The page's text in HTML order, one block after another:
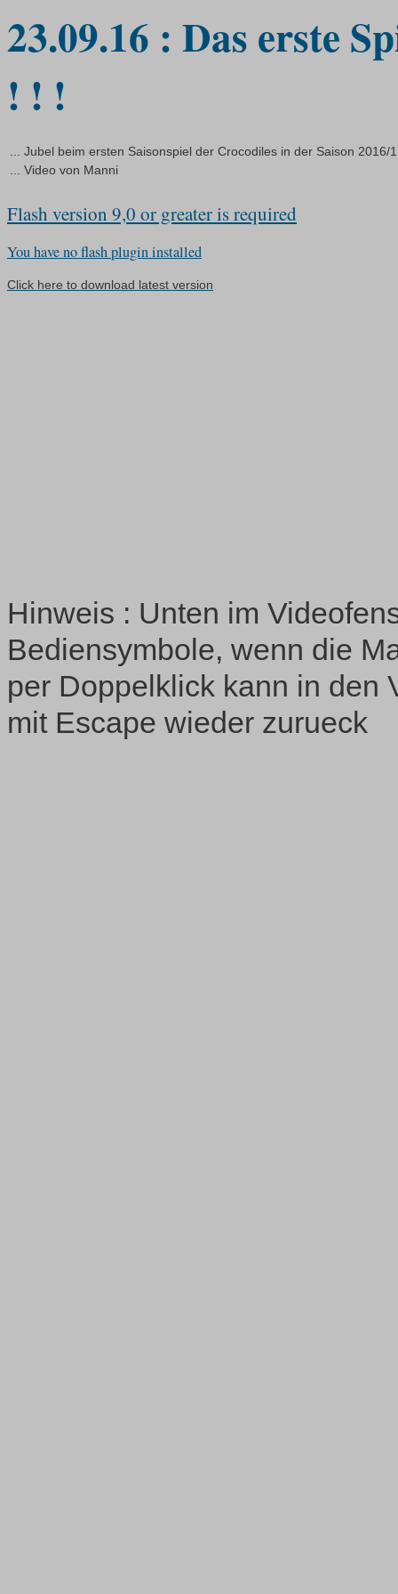
23.09.16 : Das erste
! ! !
... Jubel beim ersten Saisonspiel der Crocodiles in der Saison 2016/
... Video von Manni
Flash version 9,0 or greater is required
You have no flash plugin installed
Click here to download latest version
Hinweis : Unten im
Bediensymbole, wenn die
per Doppelklick kann in den
mit Escape wieder zurueck